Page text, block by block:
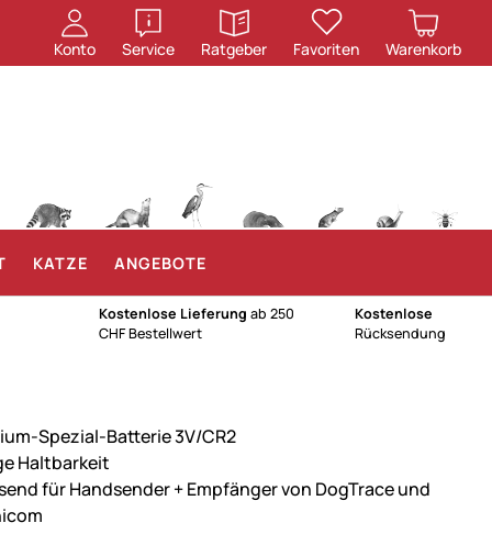
Konto Service
öffnen
Ratgeber
öffnen
Favoriten Warenkorb
KATZE ANGEBOTE
Kostenlose Lieferung ab 250
CHF Bestellwert
Kostenlose
Rücksendung
Spezial-Batterie 3V/CR2
Haltbarkeit
für Handsender + Empfänger von DogTrace und